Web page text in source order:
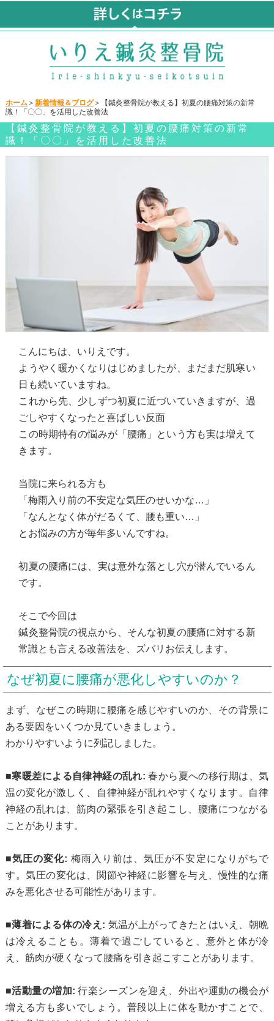
ホーム＞ 新着情報＆ブログ＞【鍼灸整骨院が教える】初夏の腰痛対策の新常
識！「〇〇」を活用した改善法
【鍼灸整骨院が教える】初夏の腰痛対策の新常
識！「〇〇」を活用した改善法
こんにちは、いりえです。
ようやく暖かくなりはじめましたが、まだまだ肌寒い
日も続いていますね。
これから先、少しずつ初夏に近づいていきますが、過
ごしやすくなったと喜ばしい反面
この時期特有の悩みが「腰痛」という方も実は増えて
きます。
当院に来られる方も
「梅雨入り前の不安定な気圧のせいかな…」
「なんとなく体がだるくて、腰も重い…」
とお悩みの方が毎年多いんですね。
初夏の腰痛には、実は意外な落とし穴が潜んでいるん
です。
そこで今回は
鍼灸整骨院の視点から、そんな初夏の腰痛に対する新
常識とも言える改善法を、ズバリお伝えします。
なぜ初夏に腰痛が悪化しやすいのか？
まず、なぜこの時期に腰痛を感じやすいのか、その背景に
ある要因をいくつか見ていきましょう。
わかりやすいように列記しました。
■寒暖差による自律神経の乱れ: 春から夏への移行期は、気
温の変化が激しく、自律神経が乱れやすくなります。自律
神経の乱れは、筋肉の緊張を引き起こし、腰痛につながる
ことがあります。
■気圧の変化: 梅雨入り前は、気圧が不安定になりがちで
す。気圧の変化は、関節や神経に影響を与え、慢性的な痛
みを悪化させる可能性があります。
■薄着による体の冷え: 気温が上がってきたとはいえ、朝晩
は冷えることも。薄着で過ごしていると、意外と体が冷
え、筋肉が硬くなって腰痛を引き起こすことがあります。
■活動量の増加:行楽シーズンを迎え、外出や運動の機会が
増える方も多いでしょう。普段以上に体を動かすことで、